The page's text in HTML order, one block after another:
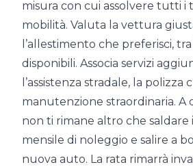
misura con cui assolvere tutti i
mobilità. Valuta la vettura
l’allestimento che preferisci,
disponibili. Associa servizi
l’assistenza stradale, la polizza
manutenzione straordinaria. A
non ti rimane altro che saldare
mensile di noleggio e salire a
nuova auto. La rata rimarrà